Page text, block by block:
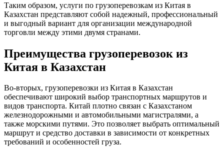
Таким образом, услуги по грузоперевозкам из Китая в
Казахстан представляют собой надежный, профессиональный
и выгодный вариант для организации международной
торговли между этими двумя странами.
Преимущества грузоперевозок из
Китая в Казахстан
Во-вторых, грузоперевозки из Китая в Казахстан
обеспечивают широкий выбор транспортных маршрутов и
видов транспорта. Китай плотно связан с Казахстаном
железнодорожными и автомобильными магистралями, а
также морскими путями. Это позволяет выбрать оптимальный
маршрут и средство доставки в зависимости от конкретных
требований и особенностей груза.